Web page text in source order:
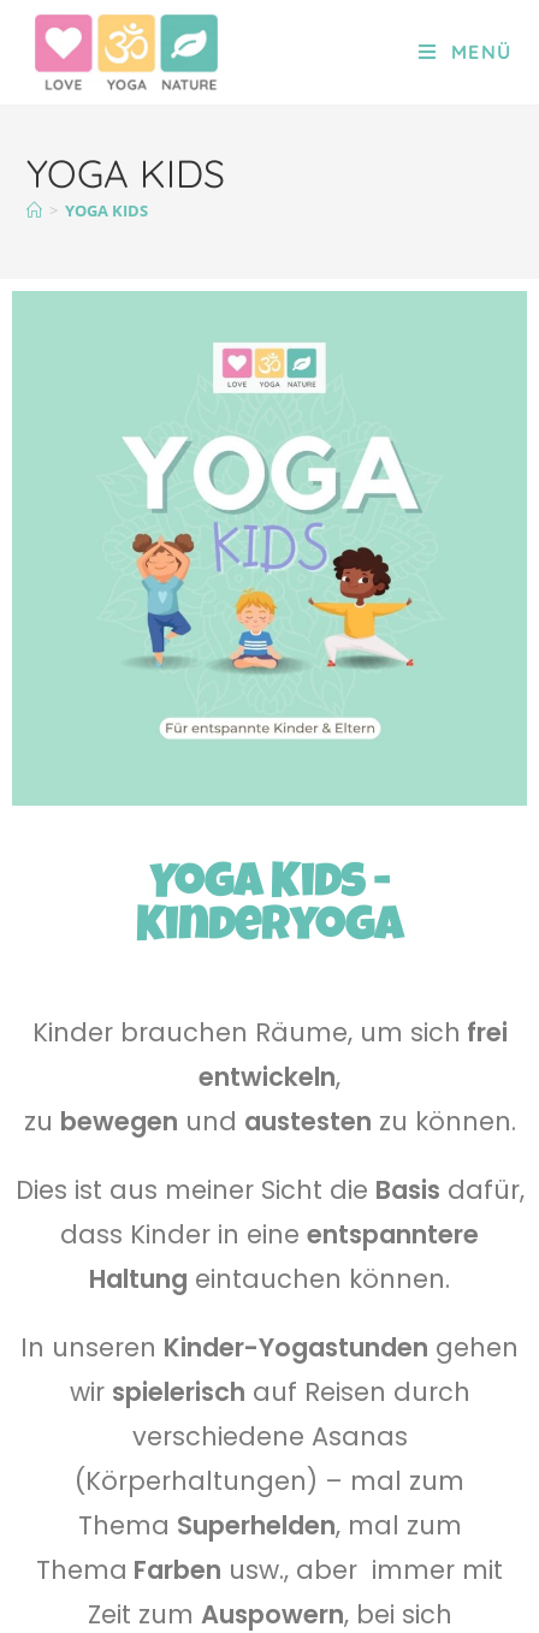
MENÜ
YOGA KIDS
> YOGA KIDS
Yoga Kids -
Kinderyoga
Kinder brauchen Räume, um sich frei
entwickeln,
zu bewegen und austesten zu können.
Dies ist aus meiner Sicht die Basis dafür,
dass Kinder in eine entspanntere
Haltung eintauchen können.
In unseren Kinder-Yogastunden gehen
wir spielerisch auf Reisen durch
verschiedene Asanas
(Körperhaltungen) – mal zum
Thema Superhelden, mal zum
Thema Farben usw., aber immer mit
Zeit zum Auspowern, bei sich